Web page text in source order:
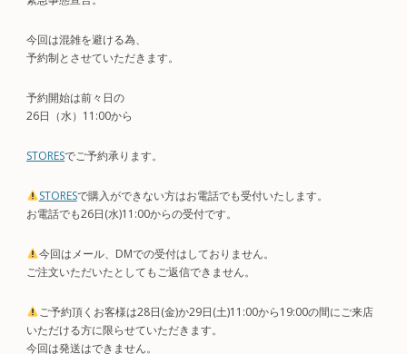
今回は混雑を避ける為、
予約制とさせていただきます。
予約開始は前々日の
26日（水）11:00から
STORESでご予約承ります。
STORESで購入ができない方はお電話でも受付いたします。
お電話でも26日(水)11:00からの受付です。
今回はメール、DMでの受付はしておりません。
ご注文いただいたとしてもご返信できません。
ご予約頂くお客様は28日(金)か29日(土)11:00から19:00の間にご来店
いただける方に限らせていただきます。
今回は発送はできません。